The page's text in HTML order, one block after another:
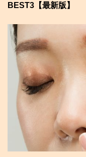
BEST3【最新版】